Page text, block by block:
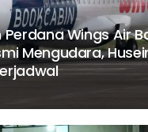
Wings Air
Mengudara,